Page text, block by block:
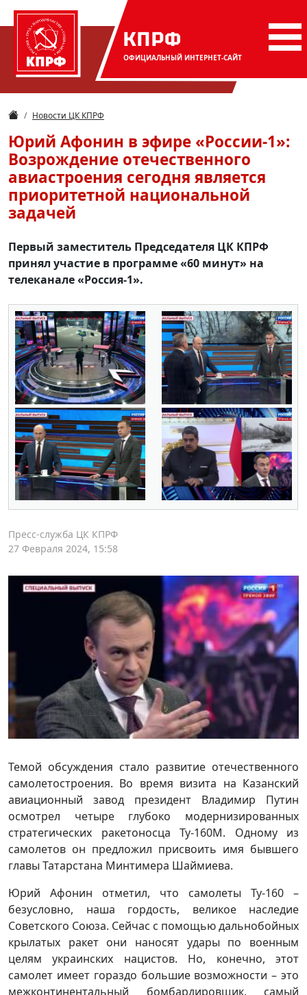
КПРФ
ОФИЦИАЛЬНЫЙ ИНТЕРНЕТ-САЙТ
Новости ЦК КПРФ
Юрий Афонин в эфире «России-1»:
Возрождение отечественного
авиастроения сегодня является
приоритетной национальной
задачей
Первый заместитель Председателя ЦК КПРФ
принял участие в программе «60 минут» на
телеканале «Россия-1».
Пресс-служба ЦК КПРФ
27 Февраля 2024, 15:58
Темой обсуждения стало развитие отечественного
самолетостроения. Во время визита на Казанский
авиационный завод президент Владимир Путин
осмотрел четыре глубоко модернизированных
стратегических ракетоносца Ту-160М. Одному из
самолетов он предложил присвоить имя бывшего
главы Татарстана Минтимера Шаймиева.
Юрий Афонин отметил, что самолеты Ту-160 –
безусловно, наша гордость, великое наследие
Советского Союза. Сейчас с помощью дальнобойных
крылатых ракет они наносят удары по военным
целям украинских нацистов. Но, конечно, этот
самолет имеет гораздо большие возможности – это
межконтинентальный бомбардировщик, самый